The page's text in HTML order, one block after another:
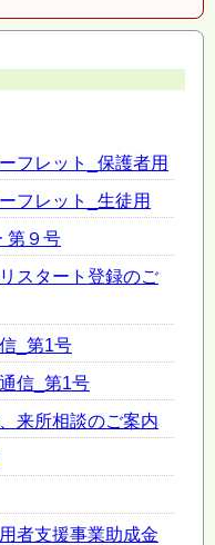
フレット_保護者用
フレット_生徒用
第９号
スタート登録のご
_第1号
信_第1号
来所相談のご案内
者支援事業助成金